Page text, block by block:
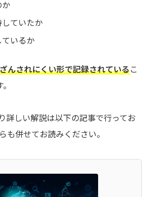
か
ていたか
いるか
んされにくい形で記録されているこ
詳しい解説は以下の記事で行ってお
も併せてお読みください。